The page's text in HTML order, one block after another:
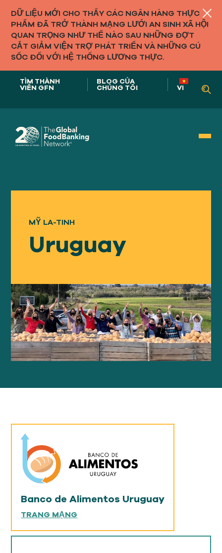
DỮ LIỆU MỚI CHO THẤY CÁC NGÂN HÀNG THỰC
PHẨM ĐÃ TRỞ THÀNH MẠNG LƯỚI AN SINH XÃ HỘI
QUAN TRỌNG NHƯ THẾ NÀO SAU NHỮNG ĐỢT
CẮT GIẢM VIỆN TRỢ PHÁT TRIỂN VÀ NHỮNG CÚ
SỐC ĐỐI VỚI HỆ THỐNG LƯƠNG THỰC.
TÌM THÀNH
VIÊN GFN
BLOG CỦA
CHÚNG TÔI VI
Của chúng tôi
Về
GFN
Ủng hộ
MỸ LA-TINH
Uruguay
Banco de Alimentos Uruguay
TRANG MẠNG